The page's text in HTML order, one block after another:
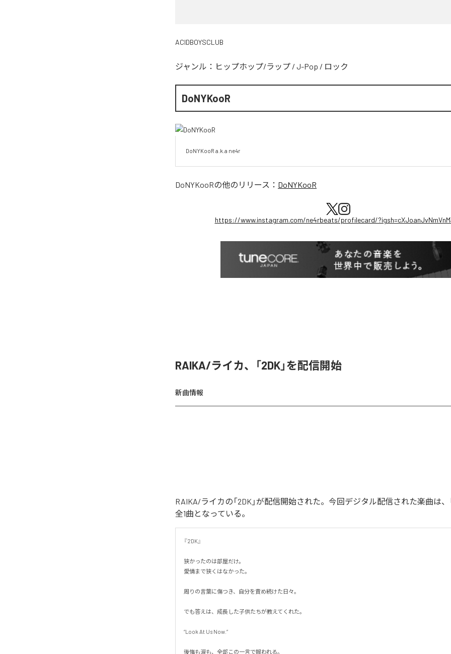
ACIDBOYSCLUB
ジャンル： ヒップホップ/ラップ / J-Pop / ロック
DoNYKooR
DoNYKooR a.k.a ne4r
DoNYKooRの他のリリース： DoNYKooR
https://www.instagram.com/ne4rbeats/profilecard/
RAIKA/ライカ、「2DK」を配信開始
新曲情報
RAIKA/ライカの「2DK」が配信開始された。今回デジタル配信された楽曲は、
全1曲となっている。
『2DK』
狭かったのは部屋だけ。
愛情まで狭くはなかった。
周りの言葉に傷つき、自分を責め続けた日々。
でも答えは、成長した子供たちが教えてくれた。
“Look At Us Now.”
後悔も涙も、全部この一言で報われる。